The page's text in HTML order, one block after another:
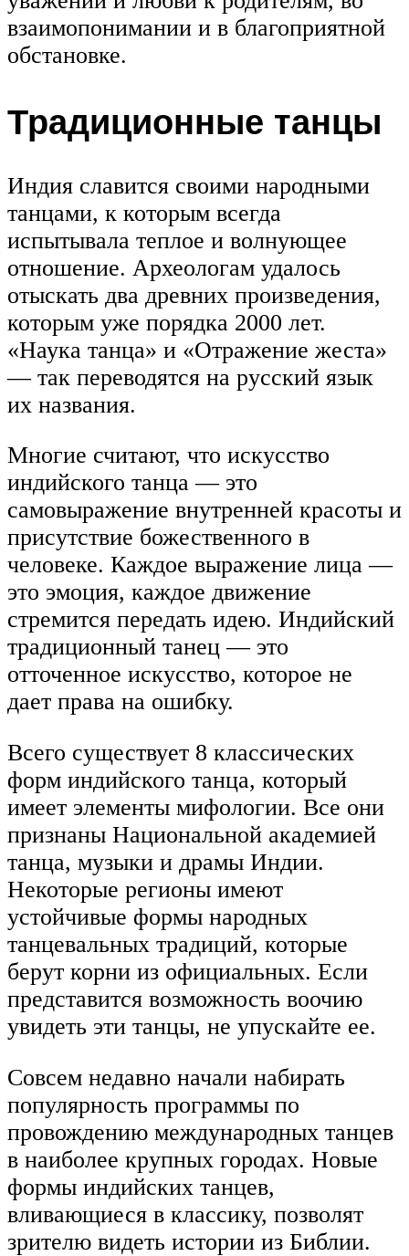
взаимопонимании и в благоприятной
обстановке.
Традиционные танцы
Индия славится своими народными
танцами, к которым всегда
испытывала теплое и волнующее
отношение. Археологам удалось
отыскать два древних произведения,
которым уже порядка 2000 лет.
«Наука танца» и «Отражение жеста»
— так переводятся на русский язык
их названия.
Многие считают, что искусство
индийского танца — это
самовыражение внутренней красоты и
присутствие божественного в
человеке. Каждое выражение лица —
это эмоция, каждое движение
стремится передать идею. Индийский
традиционный танец — это
отточенное искусство, которое не
дает права на ошибку.
Всего существует 8 классических
форм индийского танца, который
имеет элементы мифологии. Все они
признаны Национальной академией
танца, музыки и драмы Индии.
Некоторые регионы имеют
устойчивые формы народных
танцевальных традиций, которые
берут корни из официальных. Если
представится возможность воочию
увидеть эти танцы, не упускайте ее.
Совсем недавно начали набирать
популярность программы по
провождению международных танцев
в наиболее крупных городах. Новые
формы индийских танцев,
вливающиеся в классику, позволят
зрителю видеть истории из Библии.